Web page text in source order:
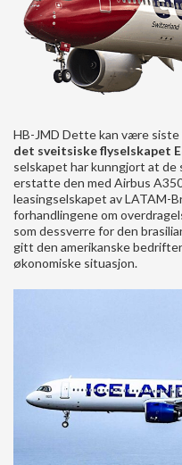
HB-JMD Dette kan være siste
det sveitsiske flyselskapet
selskapet har kunngjort at de
erstatte den med Airbus
leasingselskapet av LATAM-
forhandlingene om
som dessverre for den
gitt den amerikanske
økonomiske situasjon.